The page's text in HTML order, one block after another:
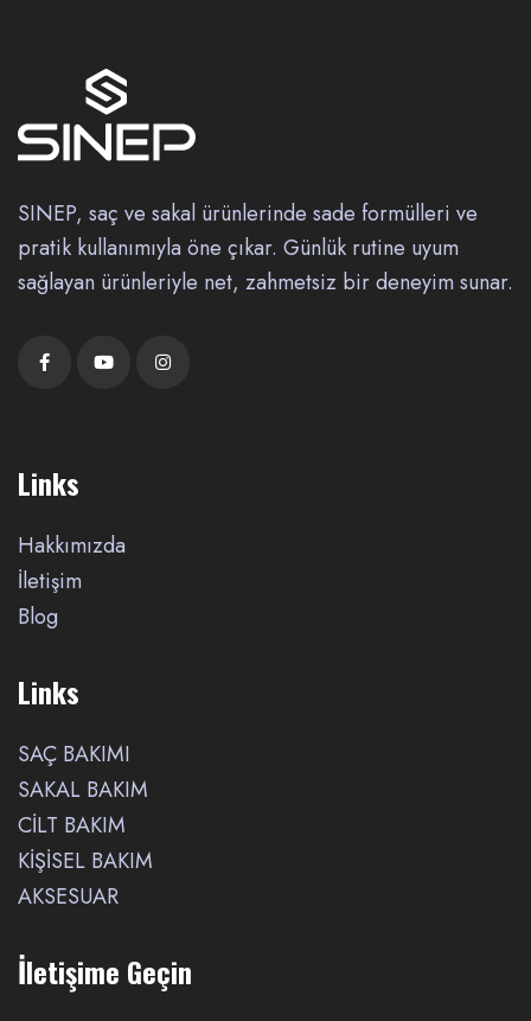
SINEP, saç ve sakal ürünlerinde sade formülleri ve
pratik kullanımıyla öne çıkar. Günlük rutine uyum
sağlayan ürünleriyle net, zahmetsiz bir deneyim sunar.
Links
Hakkımızda
İletişim
Blog
Links
SAÇ BAKIMI
SAKAL BAKIM
CİLT BAKIM
KİŞİSEL BAKIM
AKSESUAR
İletişime Geçin